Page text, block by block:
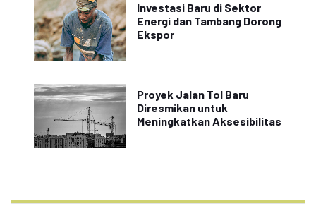
Investasi Baru di Sektor
Energi dan Tambang Dorong
Ekspor
Proyek Jalan Tol Baru
Diresmikan untuk
Meningkatkan Aksesibilitas